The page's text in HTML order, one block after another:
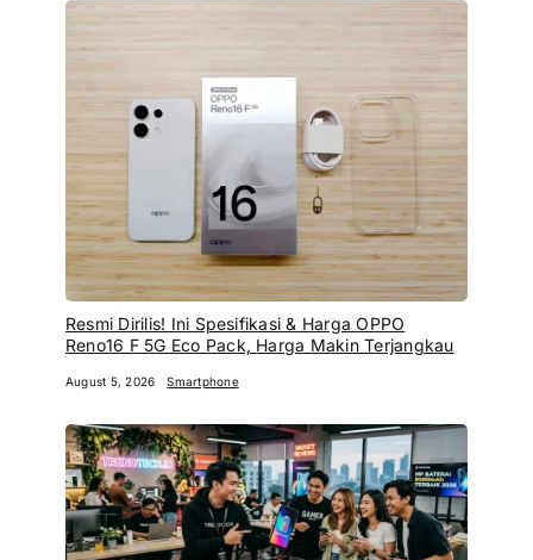
Resmi Dirilis! Ini Spesifikasi & Harga OPPO
Reno16 F 5G Eco Pack, Harga Makin Terjangkau
August 5, 2026 Smartphone